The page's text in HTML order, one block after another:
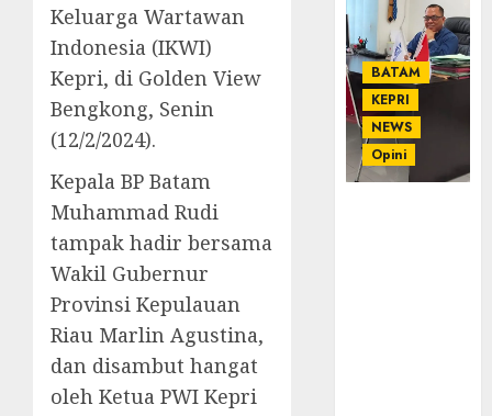
Keluarga Wartawan
Indonesia (IKWI)
Kepri, di Golden View
Bengkong, Senin
(12/2/2024).
Kepala BP Batam
Muhammad Rudi
tampak hadir bersama
Wakil Gubernur
Provinsi Kepulauan
Riau Marlin Agustina,
dan disambut hangat
oleh Ketua PWI Kepri
BATAM
KEPRI
NEWS
Opini